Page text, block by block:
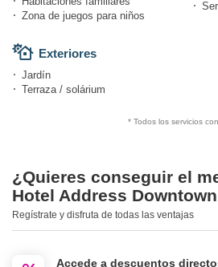
Zona de juegos para niños
Exteriores
Jardín
Terraza / solárium
* Todos los servicios
¿Quieres conseguir el
Hotel Address
Regístrate y disfruta de todas las ventajas
Accede a descuentos